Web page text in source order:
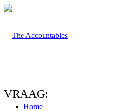
Home
VRAAG: